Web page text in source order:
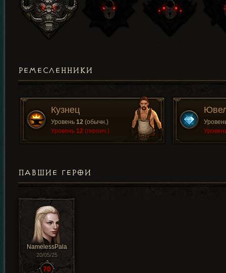
РЕМЕСЛЕННИКИ
Кузнец
Уровень 12 (обычн.)
Уровень 12 (героич.)
ПАВШИЕ ГЕРОИ
NamelessPala
20/05/25
70